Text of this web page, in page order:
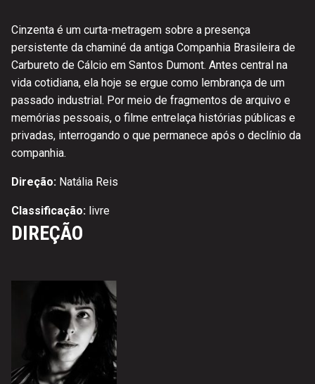
Cinzenta é um curta-metragem sobre a presença
persistente da chaminé da antiga Companhia Brasileira de
Carbureto de Cálcio em Santos Dumont. Antes central na
vida cotidiana, ela hoje se ergue como lembrança de um
passado industrial. Por meio de fragmentos de arquivo e
memórias pessoais, o filme entrelaça histórias públicas e
privadas, interrogando o que permanece após o declínio da
companhia.
Direção: Natália Reis
Classificação: livre
DIREÇÃO